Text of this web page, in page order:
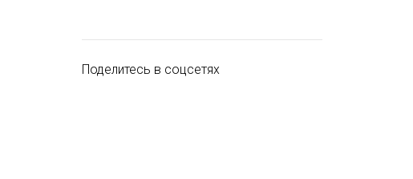
Поделитесь в соцсетях